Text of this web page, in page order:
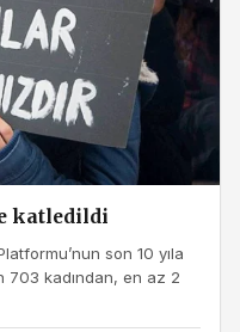
katledildi
son 10 yıla
kadından, en az 2